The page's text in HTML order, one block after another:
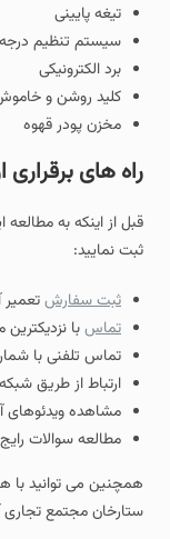
تیغه پایینی
سیستم تنظیم
برد الکترونیکی
کلید روشن و
مخزن پودر قهوه
راه های برقراری
قبل از اینکه به مطالعه
ثبت نمایید:
ثبت سفارش
تماسبا
تماس تلفنی با
ارتباط از طریق
مشاهده ویدئوهای
مطالعه سوالات
همچنین می توانید با
ستارخان مجتمع تجاری آرمان